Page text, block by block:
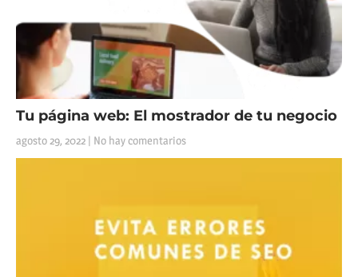
Tu página web: El mostrador de tu negocio
agosto 29, 2022 No hay comentarios